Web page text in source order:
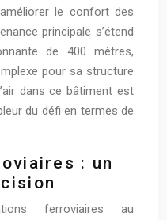
le confort des
principale s’étend
de 400 mètres,
pour sa structure
dans ce bâtiment est
du défi en termes de
: un
ferroviaires au